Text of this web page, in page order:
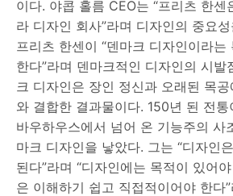
이다. 야콥 홀름 CEO는 “프리츠 한센
라 디자인 회사”라며 디자인의 중요
프리츠 한센이 “덴마크 디자인이라는
한다”라며 덴마크적인 디자인의 시발
크 디자인은 장인 정신과 오래된 목
와 결합한 결과물이다. 150년 된 전
바우하우스에서 넘어 온 기능주의 사
마크 디자인을 낳았다. 그는 “디자인
된다”라며 “디자인에는 목적이 있어
은 이해하기 쉽고 직접적이어야 한다